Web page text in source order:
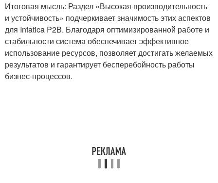
Итоговая мысль: Раздел «Высокая производительность
и устойчивость» подчеркивает значимость этих аспектов
для Infatica P2B. Благодаря оптимизированной работе и
стабильности система обеспечивает эффективное
использование ресурсов, позволяет достигать желаемых
результатов и гарантирует бесперебойность работы
бизнес-процессов.